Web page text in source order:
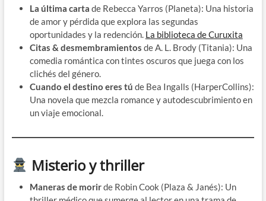
La última carta de Rebecca Yarros (Planeta): Una historia
de amor y pérdida que explora las segundas
oportunidades y la redención. ​ La biblioteca de Curuxita
Citas & desmembramientos de A. L. Brody (Titania): Una
comedia romántica con tintes oscuros que juega con los
clichés del género. ​
Cuando el destino eres tú de Bea Ingalls (HarperCollins):
Una novela que mezcla romance y autodescubrimiento en
un viaje emocional. ​
Misterio y thriller
Maneras de morirde Robin Cook (Plaza & Janés): Un